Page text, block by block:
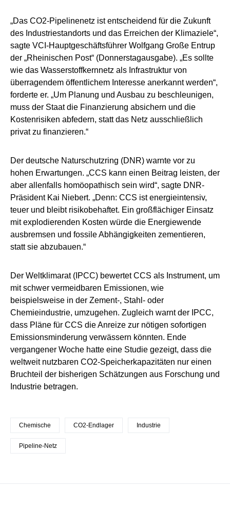
„Das CO2-Pipelinenetz ist entscheidend für die Zukunft
des Industriestandorts und das Erreichen der Klimaziele“,
sagte VCI-Hauptgeschäftsführer Wolfgang Große Entrup
der „Rheinischen Post“ (Donnerstagausgabe). „Es sollte
wie das Wasserstoffkernnetz als Infrastruktur von
überragendem öffentlichem Interesse anerkannt werden“,
forderte er. „Um Planung und Ausbau zu beschleunigen,
muss der Staat die Finanzierung absichern und die
Kostenrisiken abfedern, statt das Netz ausschließlich
privat zu finanzieren.“
Der deutsche Naturschutzring (DNR) warnte vor zu
hohen Erwartungen. „CCS kann einen Beitrag leisten, der
aber allenfalls homöopathisch sein wird“, sagte DNR-
Präsident Kai Niebert. „Denn: CCS ist energieintensiv,
teuer und bleibt risikobehaftet. Ein großflächiger Einsatz
mit explodierenden Kosten würde die Energiewende
ausbremsen und fossile Abhängigkeiten zementieren,
statt sie abzubauen.“
Der Weltklimarat (IPCC) bewertet CCS als Instrument, um
mit schwer vermeidbaren Emissionen, wie
beispielsweise in der Zement-, Stahl- oder
Chemieindustrie, umzugehen. Zugleich warnt der IPCC,
dass Pläne für CCS die Anreize zur nötigen sofortigen
Emissionsminderung verwässern könnten. Ende
vergangener Woche hatte eine Studie gezeigt, dass die
weltweit nutzbaren CO2-Speicherkapazitäten nur einen
Bruchteil der bisherigen Schätzungen aus Forschung und
Industrie betragen.
Chemische CO2-Endlager Industrie
Pipeline-Netz